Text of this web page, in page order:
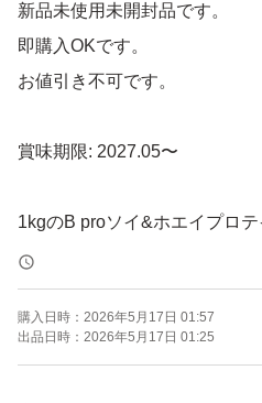
新品未使用未開封品です。
即購入OKです。
お値引き不可です。
賞味期限: 2027.05〜
1kgのB proソイ&ホエイプロテ
1食あたり20gのタンパク質を
- 商品名: B pro ソイ&ホエイプ
- フレーバー: チョコレート風
購入日時： 2026年5月17日 01:57
出品日時： 2026年5月17日 01:25